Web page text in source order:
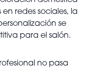
redes sociales, la
se
para el salón.
no pasa